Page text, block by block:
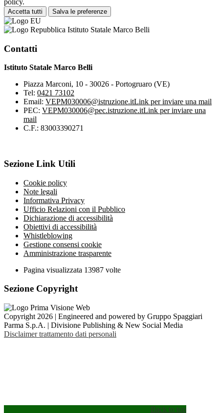
Accetta tutti Salva le preferenze
Istituto Statale Marco Belli
Contatti
Istituto Statale Marco Belli
Piazza Marconi, 10 - 30026 - Portogruaro (VE)
Tel: 0421 73102
Email: VEPM030006@istruzione.itLink per inviare una mail
PEC: VEPM030006@pec.istruzione.itLink per inviare una
mail
C.F.: 83003390271
Sezione Link Utili
Cookie policy
Note legali
Informativa Privacy
Ufficio Relazioni con il Pubblico
Dichiarazione di accessibilità
Obiettivi di accessibilità
Whistleblowing
Gestione consensi cookie
Amministrazione trasparente
Pagina visualizzata 13987 volte
Sezione Copyright
Copyright 2026 | Engineered and powered by Gruppo Spaggiari
Parma S.p.A. | Divisione Publishing & New Social Media
Disclaimer trattamento dati personali
Back to top